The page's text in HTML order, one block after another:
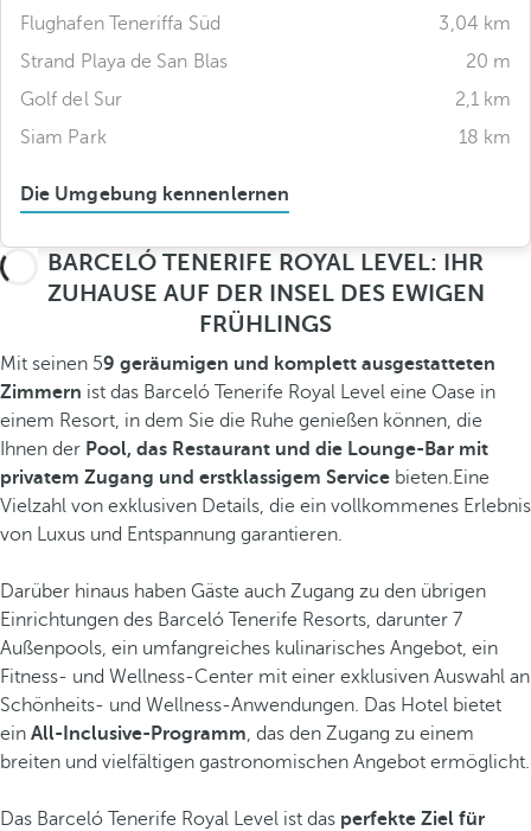
Flughafen Teneriffa Süd
3,04 km
Strand Playa de San Blas
20 m
Golf del Sur
2,1 km
Siam Park
18 km
Die Umgebung kennenlernen
BARCELÓ TENERIFE ROYAL LEVEL: IHR
ZUHAUSE AUF DER INSEL DES EWIGEN
FRÜHLINGS
Mit seinen 59 geräumigen und komplett ausgestatteten
Zimmern ist das Barceló Tenerife Royal Level eine Oase in
einem Resort, in dem Sie die Ruhe genießen können, die
Ihnen der Pool, das Restaurant und die Lounge-Bar mit
privatem Zugang und erstklassigem Service bieten.Eine
Vielzahl von exklusiven Details, die ein vollkommenes Erlebnis
von Luxus und Entspannung garantieren.
Darüber hinaus haben Gäste auch Zugang zu den übrigen
Einrichtungen des Barceló Tenerife Resorts, darunter 7
Außenpools, ein umfangreiches kulinarisches Angebot, ein
Fitness- und Wellness-Center mit einer exklusiven Auswahl an
Schönheits- und Wellness-Anwendungen. Das Hotel bietet
ein All-Inclusive-Programm, das den Zugang zu einem
breiten und vielfältigen gastronomischen Angebot ermöglicht.
Das Barceló Tenerife Royal Level ist das perfekte Ziel für